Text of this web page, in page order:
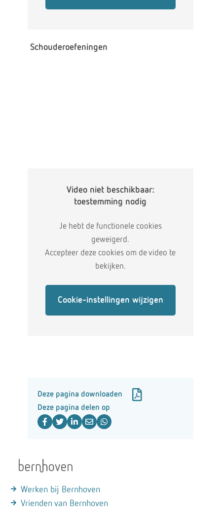
Schouderoefeningen
Video niet beschikbaar:
toestemming nodig
Je hebt de functionele cookies
geweigerd.
Accepteer deze cookies om de video te
bekijken.
Cookie-instellingen wijzigen
Deze pagina downloaden
Deze pagina delen op
Werken bij Bernhoven
Vrienden van Bernhoven